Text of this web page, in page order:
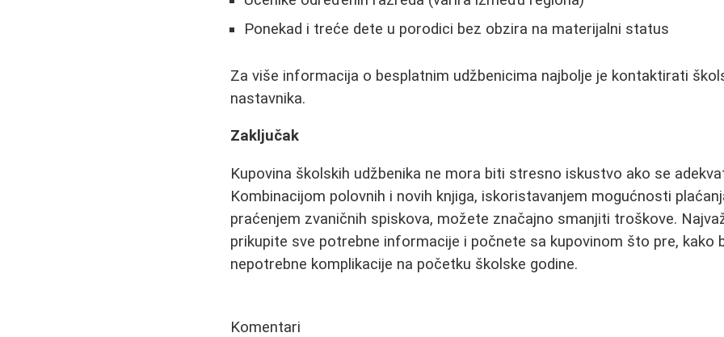
Ponekad i treće dete u porodici bez obzira na materijalni status
Za više informacija o besplatnim udžbenicima najbolje je kontaktirati
nastavnika.
Zaključak
Kupovina školskih udžbenika ne mora biti stresno iskustvo ako se
Kombinacijom polovnih i novih knjiga, iskoristavanjem mogućnosti
praćenjem zvaničnih spiskova, možete značajno smanjiti troškove.
prikupite sve potrebne informacije i počnete sa kupovinom što pre, kako
nepotrebne komplikacije na početku školske godine.
Komentari